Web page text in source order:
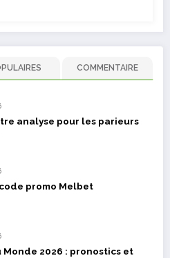
COMMENTAIRE
analyse pour les parieurs
promo Melbet
Monde 2026 : pronostics et